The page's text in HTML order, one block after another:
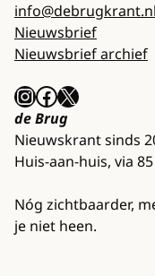
info@debrugkrant.nl
Nieuwsbrief
Nieuwsbrief archief
InstagramFacebook X
de Brug
Nieuwskrant sinds
Huis-aan-huis, via
Nóg zichtbaarder,
je niet heen.